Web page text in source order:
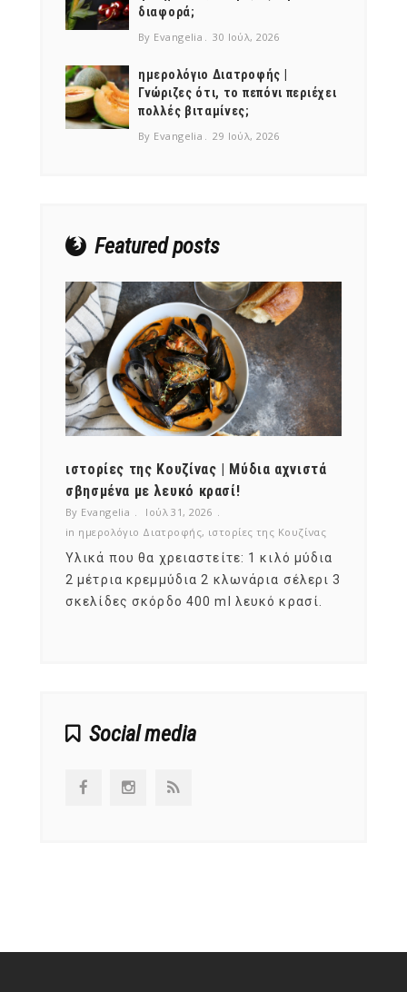
διαφορά;
By Evangelia 30 Ιούλ, 2026
ημερολόγιο Διατροφής |
Γνώριζες ότι, το πεπόνι περιέχει
πολλές βιταμίνες;
By Evangelia 29 Ιούλ, 2026
Featured posts
ιστορίες της Κουζίνας | Μύδια αχνιστά
σβησμένα με λευκό κρασί!
By Evangelia
Ιούλ 31, 2026
in ημερολόγιο Διατροφής, ιστορίες της Κουζίνας
Υλικά που θα χρειαστείτε: 1 κιλό μύδια
2 μέτρια κρεμμύδια 2 κλωνάρια σέλερι 3
σκελίδες σκόρδο 400 ml λευκό κρασί.
Social media
NEWSLETTER
mel
y updates
fro
m